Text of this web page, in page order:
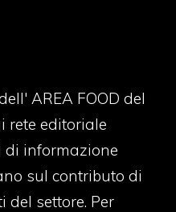
AREA FOOD del
rete editoriale
di informazione
sul contributo di
settore. Per